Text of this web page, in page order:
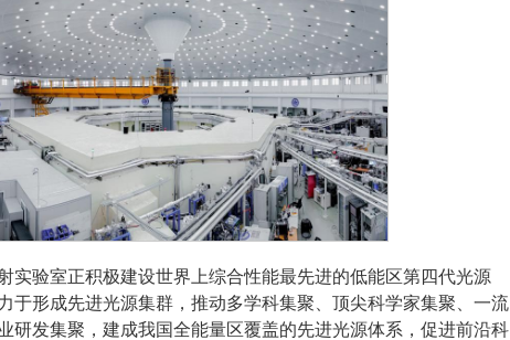
实验室正积极建设世界上综合性能最先进的低能区第四代光源
形成先进光源集群，推动多学科集聚、顶尖科学家集聚、一流
研发集聚，建成我国全能量区覆盖的先进光源体系，促进前沿科